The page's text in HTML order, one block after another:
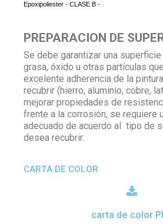
Epoxipoliester - CLASE B -
PREPARACION DE
Se debe garantizar una
grasa, óxido u otras partículas
excelente adherencia de la
recubrir (hierro, aluminio, cobre,
mejorar propiedades de
frente a la corrosión, se requiere
adecuado de acuerdo al tipo de
desea recubrir.
CARTA DE COLOR
carta de color